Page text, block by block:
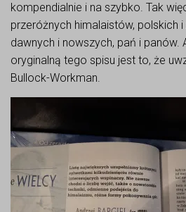
kompendialnie i na szybko. Tak
przeróżnych himalaistów, polskich
dawnych i nowszych, pań i panów.
oryginalną tego spisu jest to, że
Bullock-Workman.